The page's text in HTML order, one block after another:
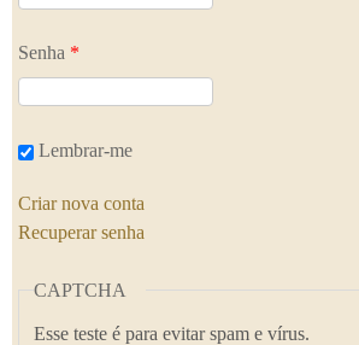
Senha *
Lembrar-me
Criar nova conta
Recuperar senha
CAPTCHA
Esse teste é para evitar spam e vírus.